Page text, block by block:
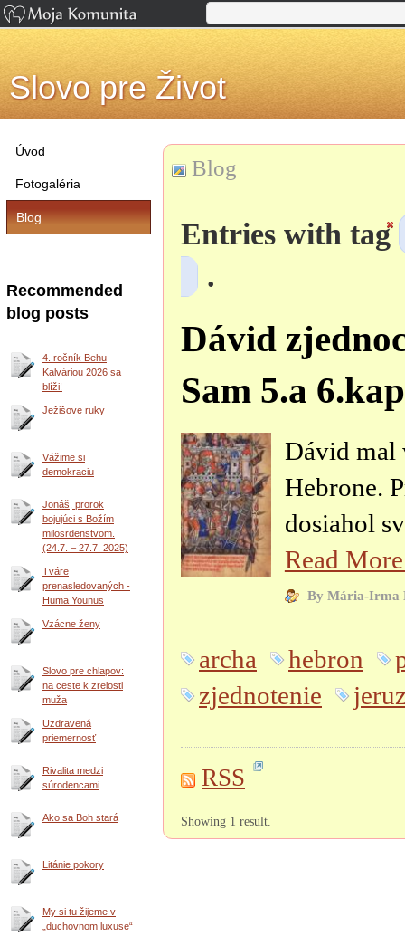
Slovo pre Život
Blog
Entries with tag
.
Dávid
Sam 5.a
Dávid mal
Hebrone.
dosiahol
Read
By Mária-Irma
archa hebron
zjednotenie
RSS
Showing 1 result.
Úvod
Fotogaléria
Blog
Recommended
blog posts
4. ročník Behu
Kalváriou 2026 sa
blíži!
Ježišove ruky
Vážime si
demokraciu
Jonáš, prorok
bojujúci s Božím
milosrdenstvom.
(24.7. – 27.7. 2025)
Tváre
prenasledovaných -
Huma Younus
Vzácne ženy
Slovo pre chlapov:
na ceste k zrelosti
muža
Uzdravená
priemernosť
Rivalita medzi
súrodencami
Ako sa Boh stará
Litánie pokory
My si tu žijeme v
„duchovnom luxuse“